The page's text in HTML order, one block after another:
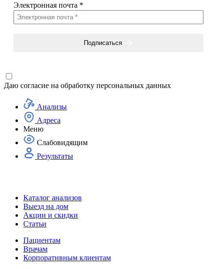
Электронная почта *
Подписаться
Даю согласие на обработку персональных данных
Анализы
Адреса
Меню
Слабовидящим
Результаты
Каталог анализов
Выезд на дом
Акции и скидки
Статьи
Пациентам
Врачам
Корпоративным клиентам